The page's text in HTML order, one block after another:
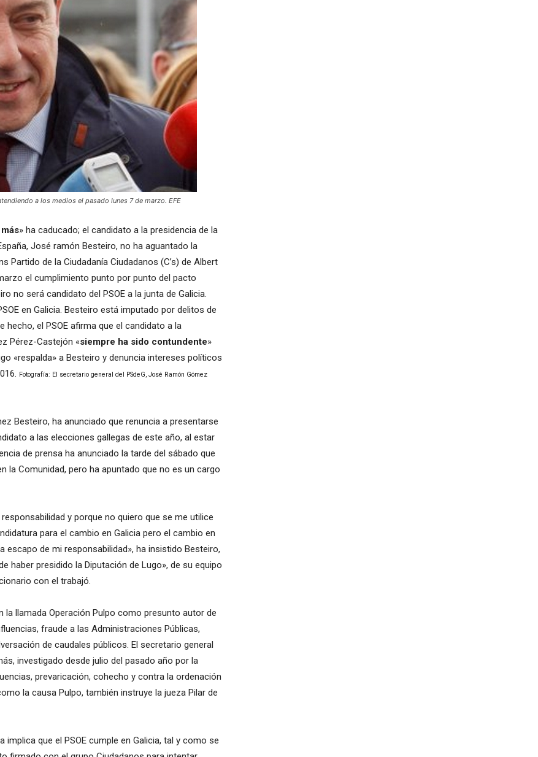
a los medios el pasado lunes 7 de marzo. EFE
» ha caducado; el candidato a la presidencia de la
José ramón Besteiro, no ha aguantado la
Partido de la Ciudadanía Ciudadanos (C’s) de Albert
el cumplimiento punto por punto del pacto
no será candidato del PSOE a la junta de Galicia.
en Galicia. Besteiro está imputado por delitos de
hecho, el PSOE afirma que el candidato a la
Pérez-Castejón «siempre ha sido contundente»
«respalda» a Besteiro y denuncia intereses políticos
Fotografía: El secretario general del PSdeG, José Ramón Gómez
Besteiro, ha anunciado que renuncia a presentarse
a las elecciones gallegas de este año, al estar
de prensa ha anunciado la tarde del sábado que
la Comunidad, pero ha apuntado que no es un cargo
y porque no quiero que se me utilice
para el cambio en Galicia pero el cambio en
escapo de mi responsabilidad», ha insistido Besteiro,
haber presidido la Diputación de Lugo», de su equipo
con el trabajó.
llamada Operación Pulpo como presunto autor de
fraude a las Administraciones Públicas,
de caudales públicos. El secretario general
investigado desde julio del pasado año por la
prevaricación, cohecho y contra la ordenación
la causa Pulpo, también instruye la jueza Pilar de
que el PSOE cumple en Galicia, tal y como se